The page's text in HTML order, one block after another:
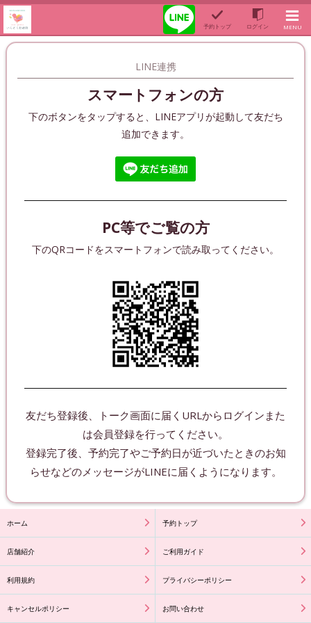
予約トップ ログイン MENU
LINE連携
スマートフォンの方
下のボタンをタップすると、LINEアプリが起動して友だち
追加できます。
PC等でご覧の方
下のQRコードをスマートフォンで読み取ってください。
友だち登録後、トーク画面に届くURLからログインまた
は会員登録を行ってください。
登録完了後、予約完了やご予約日が近づいたときのお知
ホーム 予約トップ
店舗紹介 ご利用ガイド
利用規約 プライバシーポリシー
キャンセルポリシー お問い合わせ